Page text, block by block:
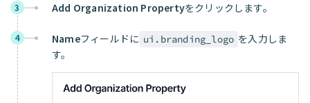
3 Add Organization Propertyをクリックします。
4 Nameフィールドに ui.branding_logo を入力しま
す。